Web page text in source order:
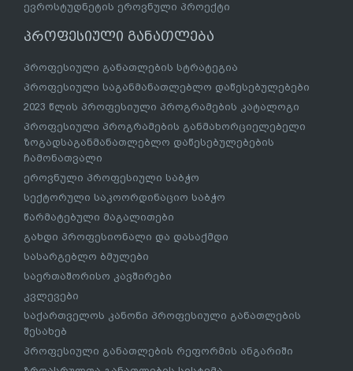
ევროსტუდნეტის ეროვნული პროექტი
პროფესიული განათლება
პროფესიული განათლების სტრატეგია
პროფესიული საგანმანათლებლო დაწესებულებები
2023 წლის პროფესიული პროგრამების კატალოგი
პროფესიული პროგრამების განმახორციელებელი
ზოგადსაგანმანათლებლო დაწესებულებების
ჩამონათვალი
ეროვნული პროფესიული საბჭო
სექტორული საკოორდინაციო საბჭო
წარმატებული მაგალითები
გახდი პროფესიონალი და დასაქმდი
სასარგებლო ბმულები
საერთაშორისო კავშირები
კვლევები
საქართველოს კანონი პროფესიული განათლების
შესახებ
პროფესიული განათლების რეფორმის ანგარიში